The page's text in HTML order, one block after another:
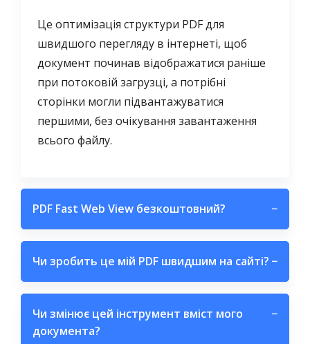
Це оптимізація структури PDF для
швидшого перегляду в інтернеті, щоб
документ починав відображатися раніше
при потоковій загрузці, а потрібні
сторінки могли підвантажуватися
першими, без очікування завантаження
всього файлу.
PDF Fast Web View безкоштовний? −
Чи зробить це мій PDF швидшим на сайті? −
Чи змінює цей інструмент вміст мого
документа?
−